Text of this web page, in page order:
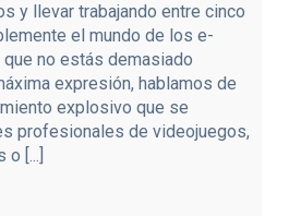
y llevar trabajando entre cinco
el mundo de los e-
no estás demasiado
expresión, hablamos de
explosivo que se
profesionales de videojuegos,
[...]